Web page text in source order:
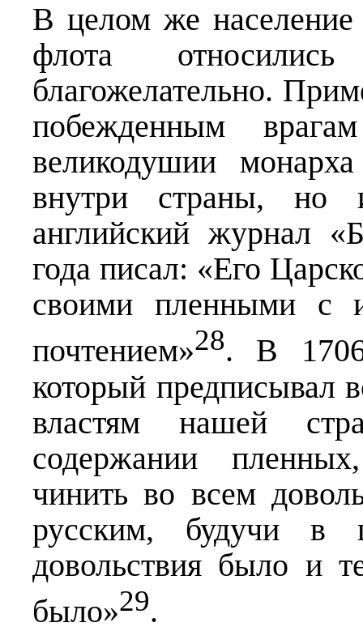
В целом же
флота
благожелательно.
побежденным
великодушии
внутри страны, но
английский журнал
года писал: «Его
своими пленными с
почтением»28. В
который предписывал
властям нашей
содержании
чинить во всем
русским, будучи в
довольствия было и
было»29.